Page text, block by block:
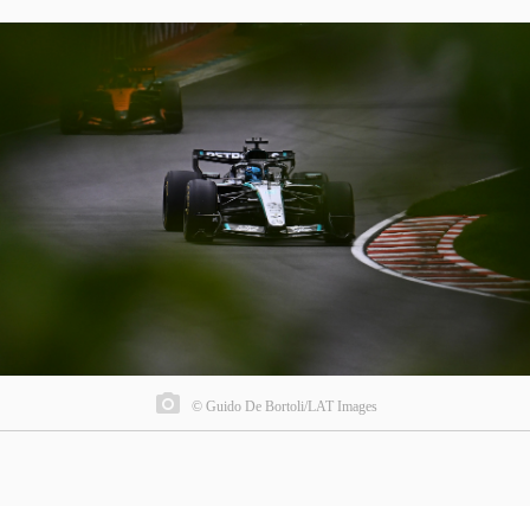
© Guido De Bortoli/LAT Images